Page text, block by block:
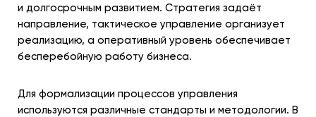
и долгосрочным развитием. Стратегия задаёт
направление, тактическое управление организует
реализацию, а оперативный уровень обеспечивает
бесперебойную работу бизнеса.
Для формализации процессов управления
используются различные стандарты и методологии. В